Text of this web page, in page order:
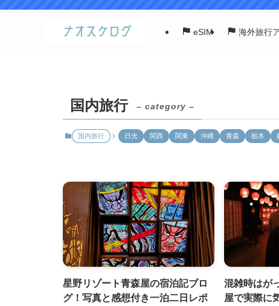
eSIM 海外旅行
国内旅行 – category –
国内旅行 日光 関西 関東 沖縄 青森 栃木
星野リゾート青森屋の宿泊記ブロ
グ！写真と感想付き一泊二日レポ
混雑時はが
屋で実際に